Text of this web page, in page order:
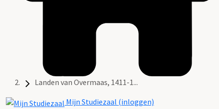
Landen van Overmaas, 1411-1...
Mijn Studiezaal (inloggen)